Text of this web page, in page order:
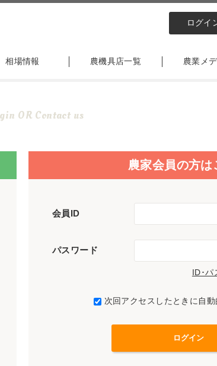
ログイ
相場情報 農機具店一覧 農業メ
OR Contact us
農家会員の方は
会員ID
パスワード
ID･パ
次回アクセスしたときに自